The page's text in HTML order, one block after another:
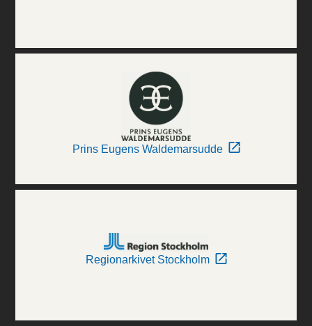
Prins Eugens Waldemarsudde
Regionarkivet Stockholm